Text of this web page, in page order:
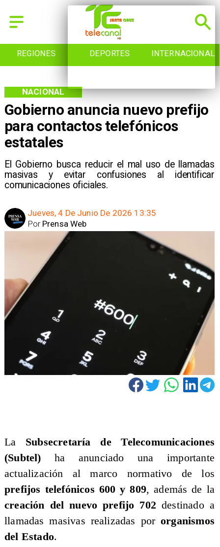
REGIONES DEPORTES INTERNACIONAL
Gobierno anuncia nuevo prefijo
para contactos telefónicos
estatales
El Gobierno busca reducir el mal uso de llamadas
masivas y evitar confusiones al identificar
comunicaciones oficiales.
NACIONAL
Jueves, 4 De Junio De 2026 13:35
Prensa Web
Por
La Subsecretaría de Telecomunicaciones
(Subtel) ha anunciado una importante
actualización al marco normativo de los
prefijos telefónicos 600 y 809, además de la
creación del nuevo prefijo 702 destinado a
llamadas masivas realizadas pororganismos
del Estado.